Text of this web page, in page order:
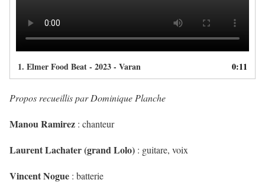
1. Elmer Food Beat - 2023 - Varan 0:11
Propos recueillis par Dominique Planche
Manou Ramirez : chanteur
Laurent Lachater (grand Lolo) : guitare, voix
Vincent Nogue : batterie